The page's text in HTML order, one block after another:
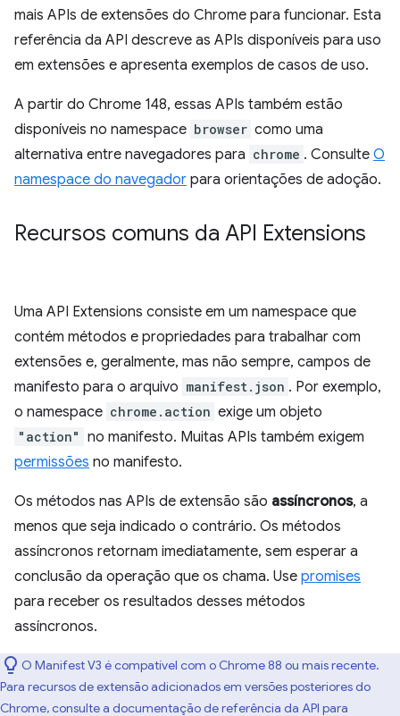
mais APIs de extensões do Chrome para funcionar. Esta
referência da API descreve as APIs disponíveis para uso
em extensões e apresenta exemplos de casos de uso.
A partir do Chrome 148, essas APIs também estão
disponíveis no namespace browser como uma
alternativa entre navegadores para chrome . Consulte O
namespace do navegador para orientações de adoção.
Recursos comuns da API Extensions
Uma API Extensions consiste em um namespace que
contém métodos e propriedades para trabalhar com
extensões e, geralmente, mas não sempre, campos de
manifesto para o arquivo manifest.json . Por exemplo,
o namespace chrome.action exige um objeto
"action" no manifesto. Muitas APIs também exigem
permissões no manifesto.
Os métodos nas APIs de extensão são assíncronos, a
menos que seja indicado o contrário. Os métodos
assíncronos retornam imediatamente, sem esperar a
conclusão da operação que os chama. Use promises
para receber os resultados desses métodos
assíncronos.
O Manifest V3 é compatível com o Chrome 88 ou mais recente.
Para recursos de extensão adicionados em versões posteriores do
Chrome, consulte a documentação de referência da API para